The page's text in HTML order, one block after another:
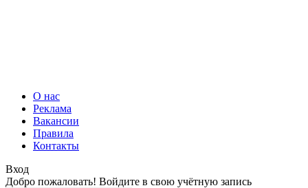
О нас
Реклама
Вакансии
Правила
Контакты
Вход
Добро пожаловать! Войдите в свою учётную запись